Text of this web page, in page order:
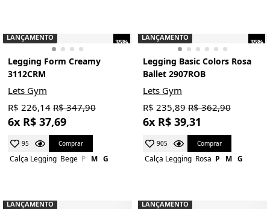
35%
LANÇAMENTO
Legging Form Creamy
3112CRM
Lets Gym
R$ 226,14 R$ 347,90
6x R$ 37,69
95 Comprar
Calça Legging Bege P M G
35%
LANÇAMENTO
Legging Basic Colors Rosa
Ballet 2907ROB
Lets Gym
R$ 235,89 R$ 362,90
6x R$ 39,31
905 Comprar
Calça Legging Rosa P M G
LANÇAMENTO LANÇAMENTO